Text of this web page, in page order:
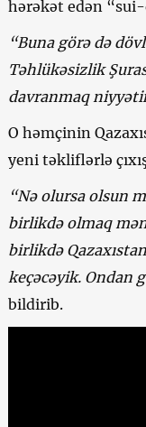
hərəkət edən “sui-
“Buna görə də
Təhlükəsizlik
davranmaq
O həmçinin
yeni təkliflərlə
“Nə olursa olsun
birlikdə olmaq
birlikdə
keçəcəyik. Ondan
bildirib.